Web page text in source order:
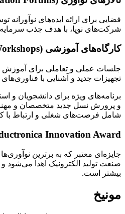
فضایی برای ارائه ایده‌های نوآورانه
شرکت‌های نوپا، با هدف جذب
کارگاه‌های آموزشی (Workshops)
جلسات عملی و تعاملی برای آموزش
تجهیزات جدید و آشنایی با
برنامه‌های ویژه برای دانشجویان و
و پرورش نسل جدید متخصصان و
شامل فرصت‌های شغلی و ارتباط با
Innovation Award
جایزه‌ای معتبر که به برترین
صنعت تولید الکترونیک اهدا
بیشتر است.
مونیخ